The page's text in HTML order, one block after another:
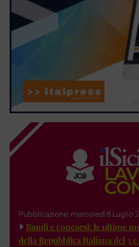
Pubblicazione: mercoledì 8 Luglio
Bandi e concorsi: le ultime
della Repubblica Italiana del 3